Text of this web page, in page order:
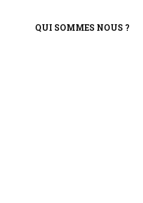
QUI SOMMES NOUS ?